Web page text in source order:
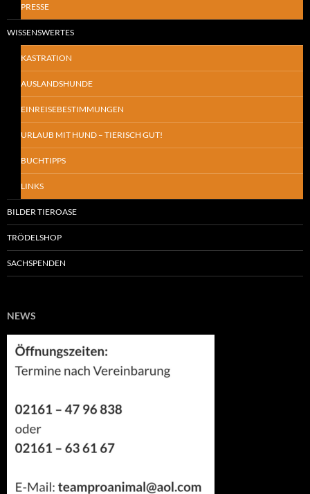
PRESSE
WISSENSWERTES
KASTRATION
AUSLANDSHUNDE
EINREISEBESTIMMUNGEN
URLAUB MIT HUND – TIERISCH GUT!
BUCHTIPPS
LINKS
BILDER TIEROASE
TRÖDELSHOP
SACHSPENDEN
NEWS